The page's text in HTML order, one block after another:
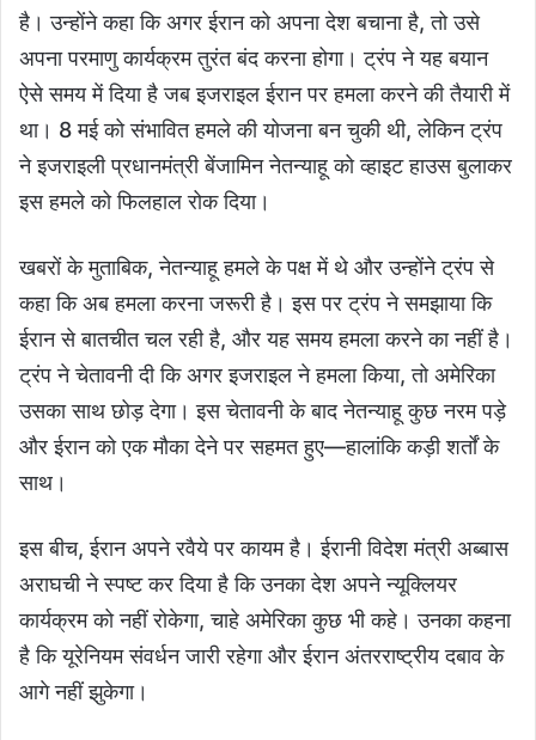
है। उन्होंने कहा कि अगर ईरान को अपना देश बचाना है, तो उसे
अपना परमाणु कार्यक्रम तुरंत बंद करना होगा। ट्रंप ने यह बयान
ऐसे समय में दिया है जब इजराइल ईरान पर हमला करने की तैयारी में
था। 8 मई को संभावित हमले की योजना बन चुकी थी, लेकिन ट्रंप
ने इजराइली प्रधानमंत्री बेंजामिन नेतन्याहू को व्हाइट हाउस बुलाकर
इस हमले को फिलहाल रोक दिया।
खबरों के मुताबिक, नेतन्याहू हमले के पक्ष में थे और उन्होंने ट्रंप से
कहा कि अब हमला करना जरूरी है। इस पर ट्रंप ने समझाया कि
ईरान से बातचीत चल रही है, और यह समय हमला करने का नहीं है।
ट्रंप ने चेतावनी दी कि अगर इजराइल ने हमला किया, तो अमेरिका
उसका साथ छोड़ देगा। इस चेतावनी के बाद नेतन्याहू कुछ नरम पड़े
और ईरान को एक मौका देने पर सहमत हुए—हालांकि कड़ी शर्तों के
साथ।
इस बीच, ईरान अपने रवैये पर कायम है। ईरानी विदेश मंत्री अब्बास
अराघची ने स्पष्ट कर दिया है कि उनका देश अपने न्यूक्लियर
कार्यक्रम को नहीं रोकेगा, चाहे अमेरिका कुछ भी कहे। उनका कहना
है कि यूरेनियम संवर्धन जारी रहेगा और ईरान अंतरराष्ट्रीय दबाव के
आगे नहीं झुकेगा।